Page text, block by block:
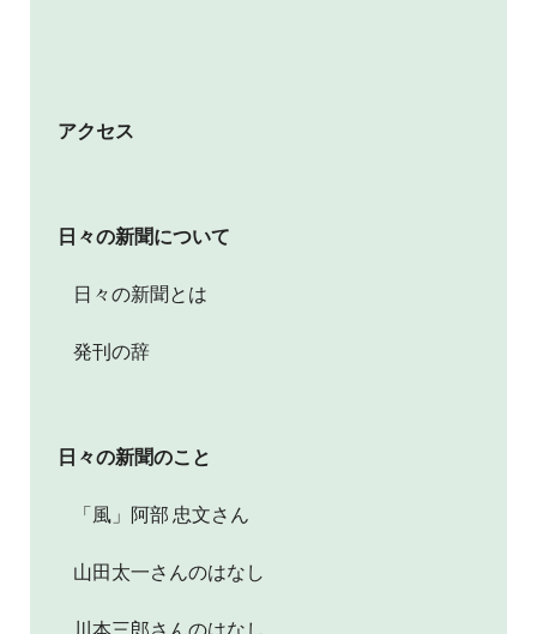
アクセス
日々の新聞について
日々の新聞とは
発刊の辞
日々の新聞のこと
「風」阿部 忠文さん
山田太一さんのはなし
川本三郎さんのはなし